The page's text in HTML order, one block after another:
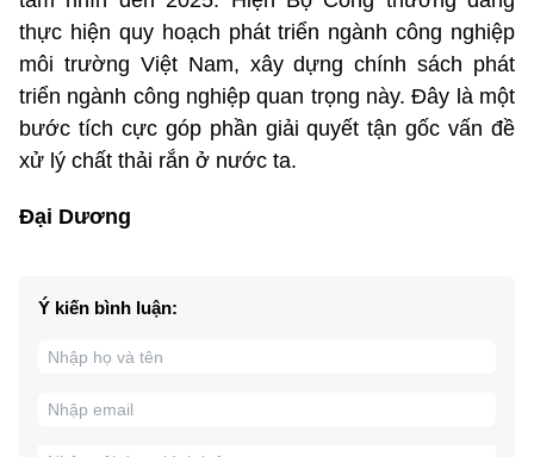
thực hiện quy hoạch phát triển ngành công nghiệp
môi trường Việt Nam, xây dựng chính sách phát
triển ngành công nghiệp quan trọng này. Đây là một
bước tích cực góp phần giải quyết tận gốc vấn đề
xử lý chất thải rắn ở nước ta.
Đại Dương
Ý kiến bình luận: